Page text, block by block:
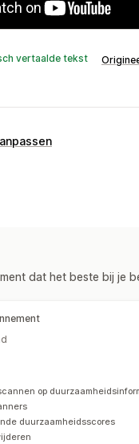
vertaalde tekst
dat het beste bij je
op
duurzaamheidsscores